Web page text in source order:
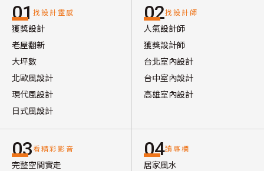
01 找設計靈感
獲獎設計
老屋翻新
大坪數
北歐風設計
現代風設計
日式風設計
02找設計師
人氣設計師
獲獎設計師
台北室內設計
台中室內設計
高雄室內設計
03看精彩影音
完整空間實走
04讀專欄
居家風水